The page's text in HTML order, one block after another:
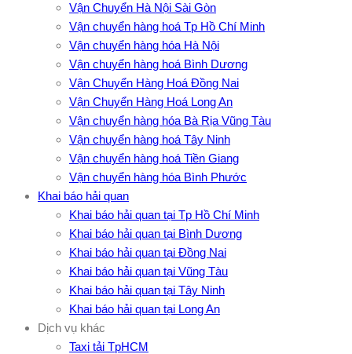
Vận Chuyển Hà Nội Sài Gòn
Vận chuyển hàng hoá Tp Hồ Chí Minh
Vận chuyển hàng hóa Hà Nội
Vận chuyển hàng hoá Bình Dương
Vận Chuyển Hàng Hoá Đồng Nai
Vận Chuyển Hàng Hoá Long An
Vận chuyển hàng hóa Bà Rịa Vũng Tàu
Vận chuyển hàng hoá Tây Ninh
Vận chuyển hàng hoá Tiền Giang
Vận chuyển hàng hóa Bình Phước
Khai báo hải quan
Khai báo hải quan tại Tp Hồ Chí Minh
Khai báo hải quan tại Bình Dương
Khai báo hải quan tại Đồng Nai
Khai báo hải quan tại Vũng Tàu
Khai báo hải quan tại Tây Ninh
Khai báo hải quan tại Long An
Dịch vụ khác
Taxi tải TpHCM